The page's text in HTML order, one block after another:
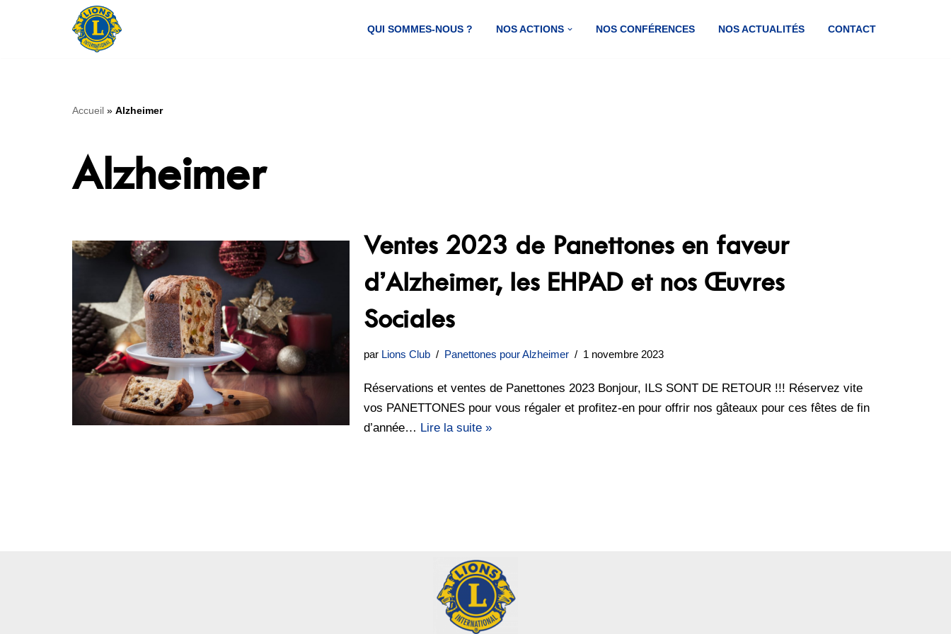
QUI SOMMES-NOUS ? NOS ACTIONS NOS CONFÉRENCES NOS ACTUALITÉS CONTACT
Accueil » Alzheimer
Alzheimer
Ventes 2023 de Panettones en faveur
d’Alzheimer, les EHPAD et nos Œuvres
Sociales
par Lions Club Panettones pour Alzheimer 1 novembre 2023
Réservations et ventes de Panettones 2023 Bonjour, ILS SONT DE RETOUR !!! Réservez vite
vos PANETTONES pour vous régaler et profitez-en pour offrir nos gâteaux pour ces fêtes de fin
d’année… Lire la suite »